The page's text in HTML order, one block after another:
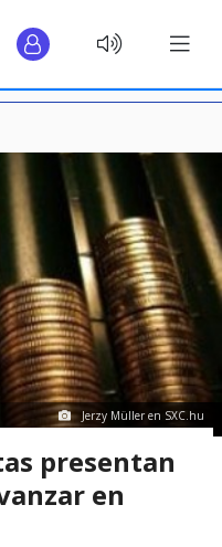
Jerzy Müller en SXC.hu
presentan
en